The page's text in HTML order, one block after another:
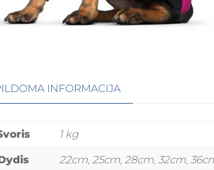
INFORMACIJA
1 kg
22cm, 25cm, 28cm, 32cm,